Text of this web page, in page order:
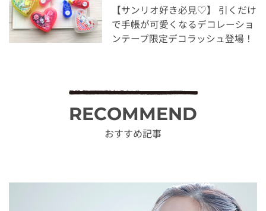
【サンリオ好き必見♡】 引くだけ
で手帳が可愛くなるデコレーショ
ンテープ限定デコラッシュ登場！
RECOMMEND
おすすめ記事